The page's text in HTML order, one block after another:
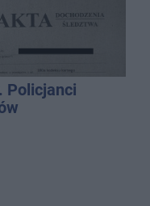
Policjanci